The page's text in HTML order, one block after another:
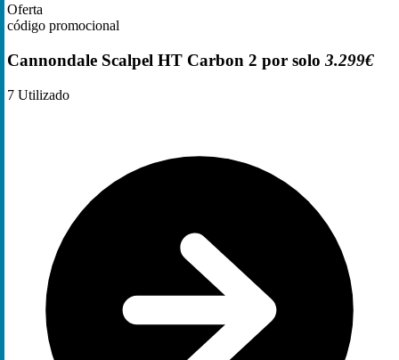
Oferta
código promocional
Cannondale Scalpel HT Carbon 2 por solo 3.299€
7 Utilizado